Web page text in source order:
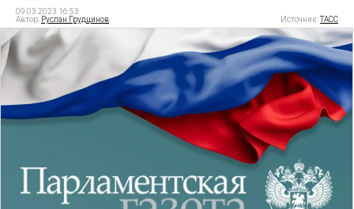
09.03.2023 16:53
Автор: Руслан Грудцинов Источник:ТАСС